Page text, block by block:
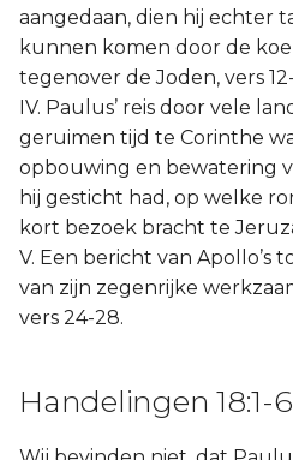
aangedaan, dien hij echter
kunnen komen door de
tegenover de Joden, vers 12-
IV. Paulus’ reis door vele
geruimen tijd te Corinthe
opbouwing en bewatering
hij gesticht had, op welke
kort bezoek bracht te
V. Een bericht van Apollo’s
van zijn zegenrijke
vers 24-28.
Handelingen 18:1-6